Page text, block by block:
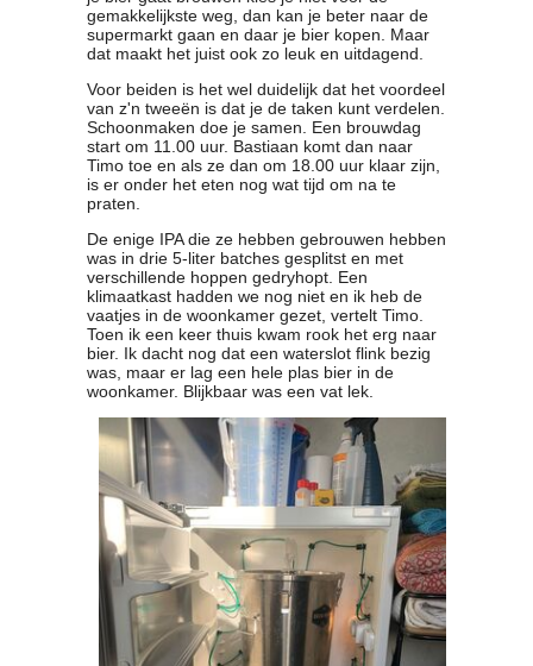
gemakkelijkste weg, dan kan je beter naar de
supermarkt gaan en daar je bier kopen. Maar
dat maakt het juist ook zo leuk en uitdagend.
Voor beiden is het wel duidelijk dat het voordeel
van z'n tweeën is dat je de taken kunt verdelen.
Schoonmaken doe je samen. Een brouwdag
start om 11.00 uur. Bastiaan komt dan naar
Timo toe en als ze dan om 18.00 uur klaar zijn,
is er onder het eten nog wat tijd om na te
praten.
De enige IPA die ze hebben gebrouwen hebben
was in drie 5-liter batches gesplitst en met
verschillende hoppen gedryhopt. Een
klimaatkast hadden we nog niet en ik heb de
vaatjes in de woonkamer gezet, vertelt Timo.
Toen ik een keer thuis kwam rook het erg naar
bier. Ik dacht nog dat een waterslot flink bezig
was, maar er lag een hele plas bier in de
woonkamer. Blijkbaar was een vat lek.